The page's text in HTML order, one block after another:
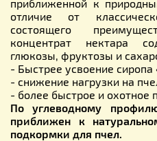
приближенной к
отличие от
состоящего
концентрат нектара
глюкозы, фруктозы и
- Быстрее усвоение
- снижение нагрузки на
- более быстрое и охотное
По углеводному
приближен к
подкормки для пчел.